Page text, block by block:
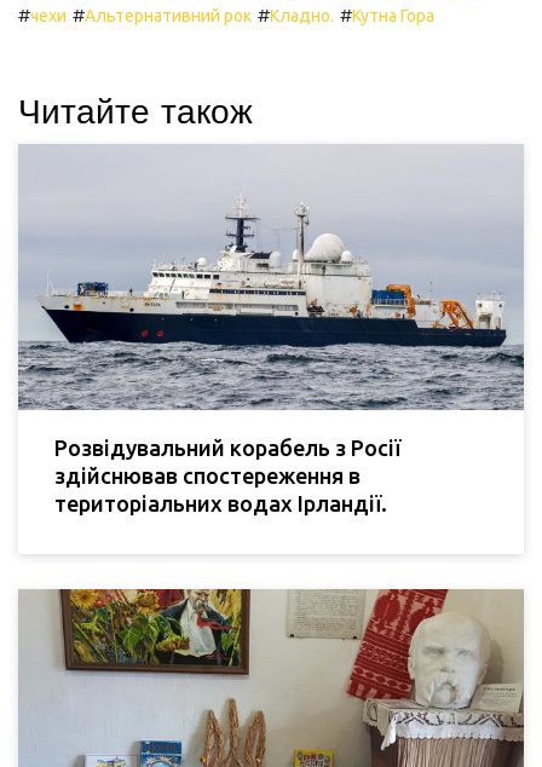
#чехи #Альтернативний рок #Кладно. #Кутна Гора
Читайте також
Розвідувальний корабель з Росії
здійснював спостереження в
територіальних водах Ірландії.